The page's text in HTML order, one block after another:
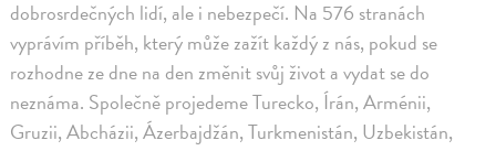
dobrosrdečných lidí, ale i nebezpečí. Na 576 stranách
vyprávím příběh, který může zažít každý z nás, pokud se
rozhodne ze dne na den změnit svůj život a vydat se do
neznáma. Společně projedeme Turecko, Írán, Arménii,
Gruzii, Abcházii, Ázerbajdžán, Turkmenistán, Uzbekistán,